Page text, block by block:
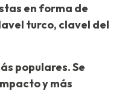
en forma de
turco, clavel del
populares. Se
y más